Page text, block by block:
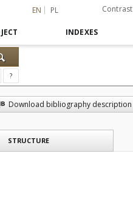
EN PL Contrast
INDEXES
?
Download bibliography description
STRUCTURE